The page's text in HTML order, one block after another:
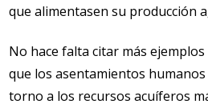
que alimentasen su producción
No hace falta citar más
que los asentamientos
torno a los recursos acuíferos